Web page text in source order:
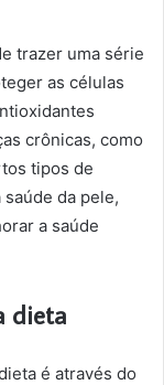
trazer uma série
as células
crônicas, como
tipos de
da pele,
a saúde
dieta
é através do